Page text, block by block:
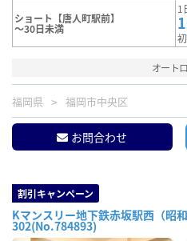
ショート【唐人町駅前】
～30日未満
1
オート
福岡県 福岡市中央区
お問合わせ
割引キャンペーン
Kマンスリー地下鉄赤坂駅西（昭
302(No.784893)